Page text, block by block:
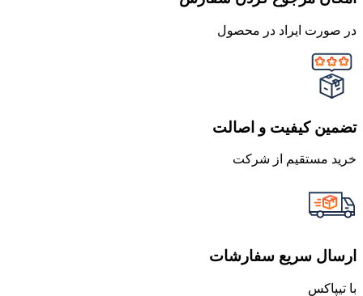
در صورت ایراد در محصول
تضمین کیفیت و اصالت
خرید مستقیم از شرکت
ارسال سریع سفارشات
با تیپاکس